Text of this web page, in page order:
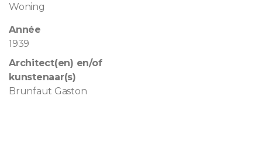
Woning
Année
1939
Architect(en) en/of
kunstenaar(s)
Brunfaut Gaston